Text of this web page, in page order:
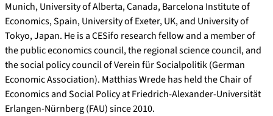
Munich, University of Alberta, Canada, Barcelona Institute of
Economics, Spain, University of Exeter, UK, and University of
Tokyo, Japan. He is a CESifo research fellow and a member of
the public economics council, the regional science council, and
the social policy council of Verein für Socialpolitik (German
Economic Association). Matthias Wrede has held the Chair of
Economics and Social Policy at Friedrich-Alexander-Universität
Erlangen-Nürnberg (FAU) since 2010.